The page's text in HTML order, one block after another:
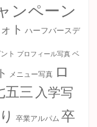
ンペーン
ト ハーフバースデ
ト プロフィール写真 ベ
メニュー写真 ロ
五三 入学写
卒業アルパム 卒